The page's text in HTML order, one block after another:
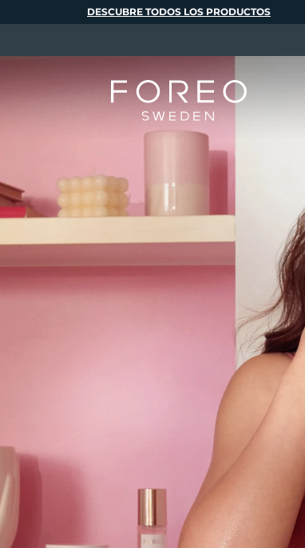
DESCUBRE TODOS LOS PRODUCTOS